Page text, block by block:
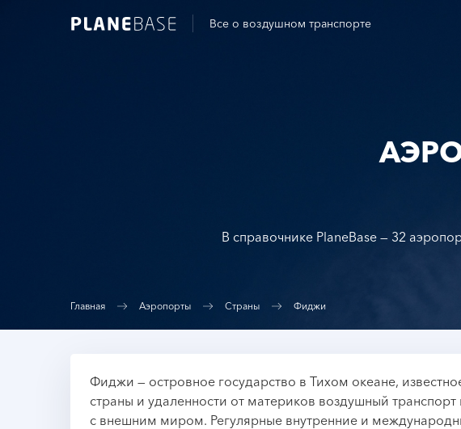
Все о воздушном транспорте
В справочнике PlaneBase — 32
Главная Аэропорты Страны Фиджи
Фиджи — островное государство в Тихом океане,
страны и удаленности от материков воздушный
с внешним миром. Регулярные внутренние и